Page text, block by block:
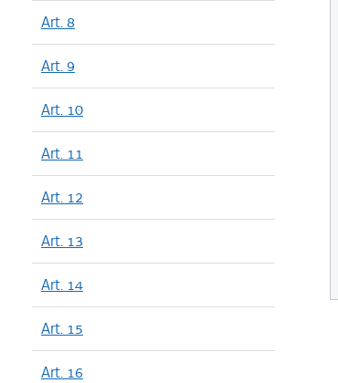
Art. 8
Art. 9
Art. 10
Art. 11
Art. 12
Art. 13
Art. 14
Art. 15
Art. 16